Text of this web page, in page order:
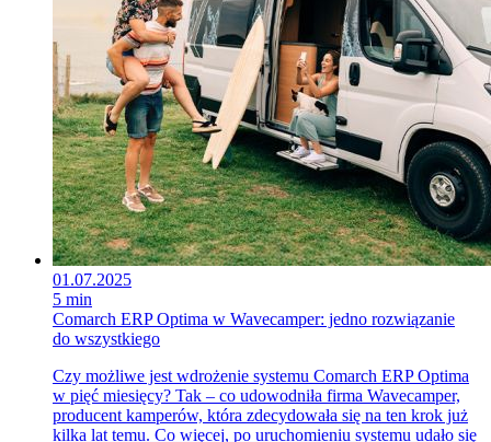
01.07.2025
5 min
Comarch ERP Optima w Wavecamper: jedno rozwiązanie
do wszystkiego
Czy możliwe jest wdrożenie systemu Comarch ERP Optima
w pięć miesięcy? Tak – co udowodniła firma Wavecamper,
producent kamperów, która zdecydowała się na ten krok już
kilka lat temu. Co więcej, po uruchomieniu systemu udało się